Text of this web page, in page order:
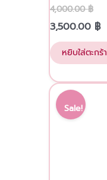
4,000.00฿
3,500.00 ฿
หยิบใส่ตะกร้า
Sale!
Original
price